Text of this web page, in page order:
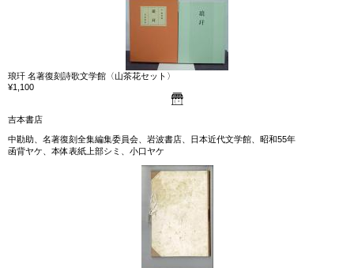
琅玕 名著復刻詩歌文学館〈山茶花セット〉
¥1,100
吉本書店
中勘助、名著復刻全集編集委員会、岩波書店、日本近代文学館、昭和55年
函背ヤケ、本体表紙上部シミ、小口ヤケ